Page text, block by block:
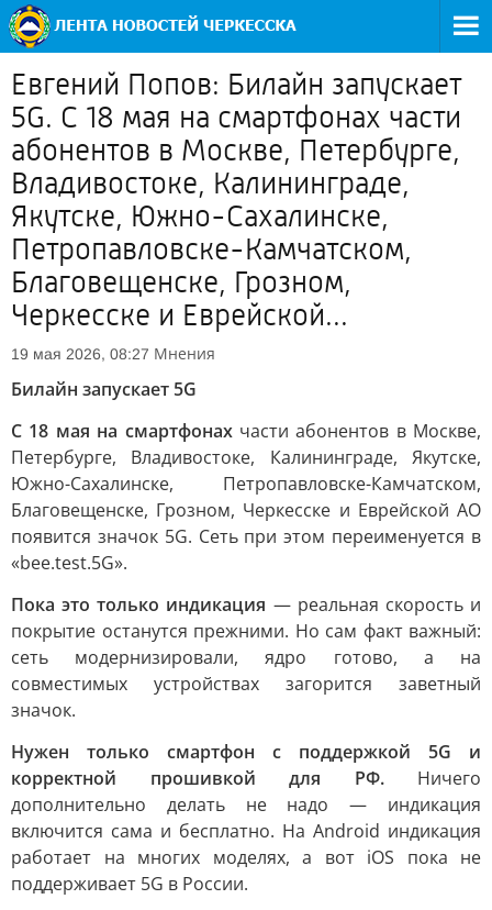
Евгений Попов: Билайн запускает
5G. С 18 мая на смартфонах части
абонентов в Москве, Петербурге,
Владивостоке, Калининграде,
Якутске, Южно-Сахалинске,
Петропавловске-Камчатском,
Благовещенске, Грозном,
Черкесске и Еврейской...
19 мая 2026, 08:27 Мнения
Билайн запускает 5G
С 18 мая на смартфонахчасти абонентов в Москве,
Петербурге, Владивостоке, Калининграде, Якутске,
Южно-Сахалинске, Петропавловске-Камчатском,
Благовещенске, Грозном, Черкесске и Еврейской АО
появится значок 5G. Сеть при этом переименуется в
«bee.test.5G».
Пока это только индикация — реальная скорость и
покрытие останутся прежними. Но сам факт важный:
сеть модернизировали, ядро готово, а на
совместимых устройствах загорится заветный
значок.
Нужен только смартфон с поддержкой 5G и
корректной прошивкой для РФ. Ничего
дополнительно делать не надо — индикация
включится сама и бесплатно. На Android индикация
работает на многих моделях, а вот iOS пока не
поддерживает 5G в России.